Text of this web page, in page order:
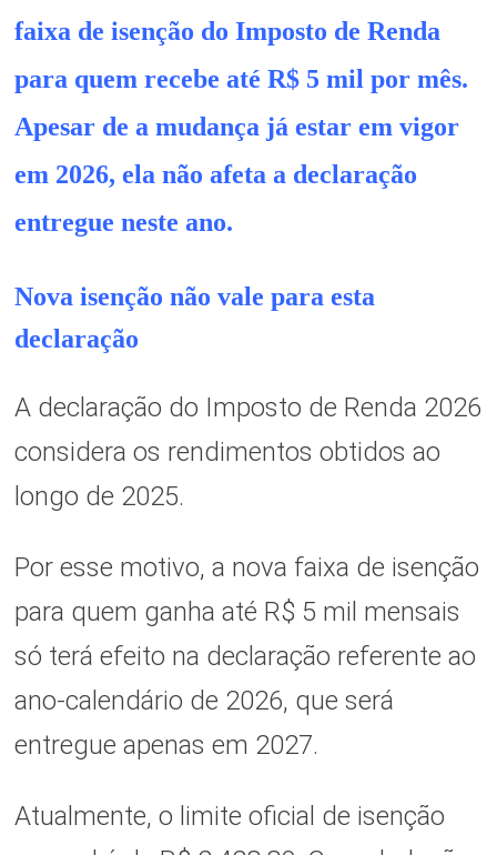
faixa de isenção do Imposto de Renda
para quem recebe até R$ 5 mil por mês.
Apesar de a mudança já estar em vigor
em 2026, ela não afeta a declaração
entregue neste ano.
Nova isenção não vale para esta
declaração
A declaração do Imposto de Renda 2026
considera os rendimentos obtidos ao
longo de 2025.
Por esse motivo, a nova faixa de isenção
para quem ganha até R$ 5 mil mensais
só terá efeito na declaração referente ao
ano-calendário de 2026, que será
entregue apenas em 2027.
Atualmente, o limite oficial de isenção